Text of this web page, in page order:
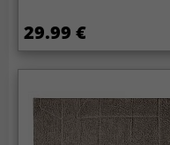
29.99 €